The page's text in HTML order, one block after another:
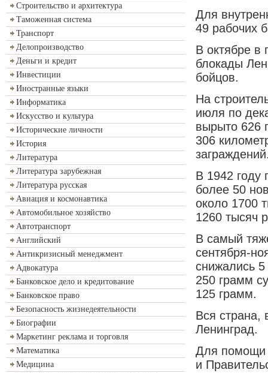
Строительство и архитектура
Таможенная система
Транспорт
Делопроизводство
Деньги и кредит
Инвестиции
Иностранные языки
Информатика
Искусство и культура
Исторические личности
История
Литература
Литература зарубежная
Литература русская
Авиация и космонавтика
Автомобильное хозяйство
Автотранспорт
Английский
Антикризисный менеджмент
Адвокатура
Банковское дело и кредитование
Банковское право
Безопасность жизнедеятельности
Биографии
Маркетинг реклама и торговля
Математика
Медицина
Для
49 рабочих
В октябре в
блокады
бойцов.
На
июля по
вырыто 626
306
В 1942 году
более 50
около 1700
1260 тысяч
В самый
сентября-
снижались
250 грамм
125 грамм.
Вся страна,
Ленинград.
Для помощи
и